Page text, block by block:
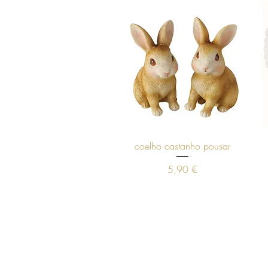
Visualização rápida
coelho castanho pousar
Preço
5,90 €